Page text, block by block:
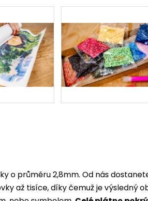
o průměru 2,8mm. Od nás
až tisíce, díky čemuž je výsledný